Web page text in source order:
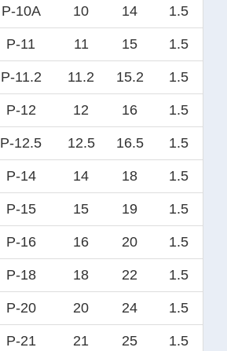
P-10A 10 14 1.5
P-11 11 15 1.5
P-11.2 11.2 15.2 1.5
P-12 12 16 1.5
P-12.5 12.5 16.5 1.5
P-14 14 18 1.5
P-15 15 19 1.5
P-16 16 20 1.5
P-18 18 22 1.5
P-20 20 24 1.5
P-21 21 25 1.5